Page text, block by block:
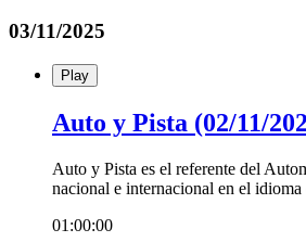
03/11/2025
Play
Auto y Pista (02/11/
Auto y Pista es el referente del
nacional e internacional en el idioma
01:00:00